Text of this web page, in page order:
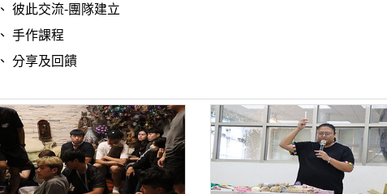
彼此交流-團隊建立
手作課程
分享及回饋